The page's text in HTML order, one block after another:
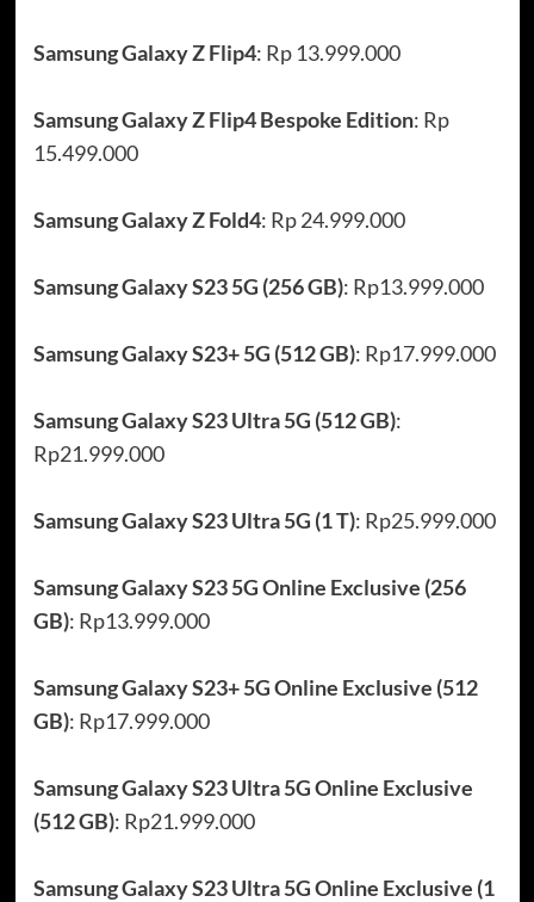
Samsung Galaxy Z Flip4: Rp 13.999.000
Samsung Galaxy Z Flip4 Bespoke Edition: Rp
15.499.000
Samsung Galaxy Z Fold4: Rp 24.999.000
Samsung Galaxy S23 5G (256 GB): Rp13.999.000
Samsung Galaxy S23+ 5G (512 GB): Rp17.999.000
Samsung Galaxy S23 Ultra 5G (512 GB):
Rp21.999.000
Samsung Galaxy S23 Ultra 5G (1 T): Rp25.999.000
Samsung Galaxy S23 5G Online Exclusive (256
GB): Rp13.999.000
Samsung Galaxy S23+ 5G Online Exclusive (512
GB): Rp17.999.000
Samsung Galaxy S23 Ultra 5G Online Exclusive
(512 GB): Rp21.999.000
Samsung Galaxy S23 Ultra 5G Online Exclusive (1